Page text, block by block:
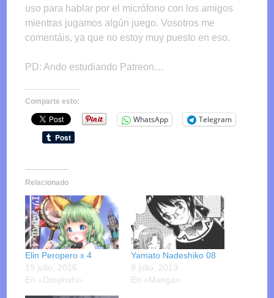
uso para hablar por el micrófono con los amigos
mientras jugamos algún juego. Vosotros me
comentáis, ya que no estoy muy puesto en eso.
PD: Ando estudiando Patreon…
Comparte esto:
WhatsApp Telegram
Relacionado
Elin Peropero x 4
19 julio, 2016
En «Doujinshi»
Yamato Nadeshiko 08
8 julio, 2013
En «Manga»